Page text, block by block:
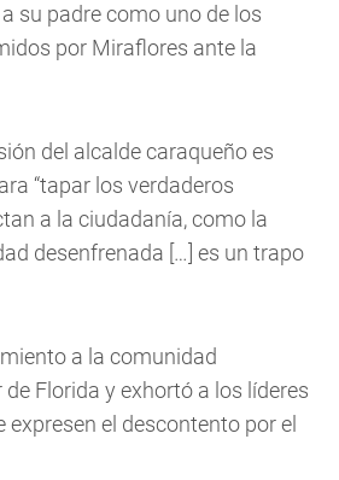
su padre como uno de los
por Miraflores ante la
del alcalde caraqueño es
“tapar los verdaderos
a la ciudadanía, como la
desenfrenada […] es un trapo
a la comunidad
Florida y exhortó a los líderes
expresen el descontento por el